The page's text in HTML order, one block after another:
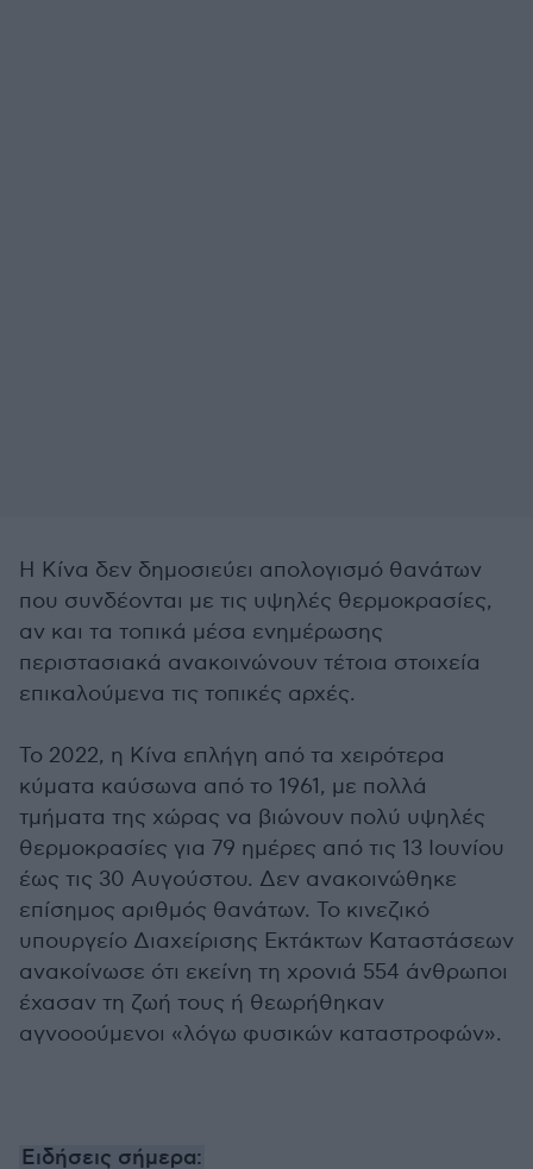
Η Κίνα δεν δημοσιεύει απολογισμό θανάτων
που συνδέονται με τις υψηλές θερμοκρασίες,
αν και τα τοπικά μέσα ενημέρωσης
περιστασιακά ανακοινώνουν τέτοια στοιχεία
επικαλούμενα τις τοπικές αρχές.
Το 2022, η Κίνα επλήγη από τα χειρότερα
κύματα καύσωνα από το 1961, με πολλά
τμήματα της χώρας να βιώνουν πολύ υψηλές
θερμοκρασίες για 79 ημέρες από τις 13 Ιουνίου
έως τις 30 Αυγούστου. Δεν ανακοινώθηκε
επίσημος αριθμός θανάτων. Το κινεζικό
υπουργείο Διαχείρισης Εκτάκτων Καταστάσεων
ανακοίνωσε ότι εκείνη τη χρονιά 554 άνθρωποι
έχασαν τη ζωή τους ή θεωρήθηκαν
αγνοοούμενοι «λόγω φυσικών καταστροφών».
Ειδήσεις σήμερα: